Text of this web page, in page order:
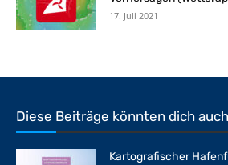
17. Juli 2021
Diese Beiträge könnten dich
Kartografischer